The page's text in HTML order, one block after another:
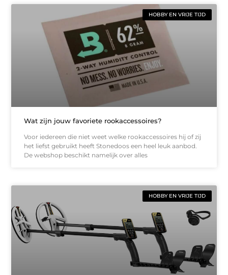
HOBBY EN VRIJE TIJD
Wat zijn jouw favoriete rookaccessoires?
Voor iedereen die niet weet welke rookaccessoires hij of zij
het liefst gebruikt heeft Stonedoos een heel leuk aanbod.
De webshop beschikt namelijk over alles
HOBBY EN VRIJE TIJD